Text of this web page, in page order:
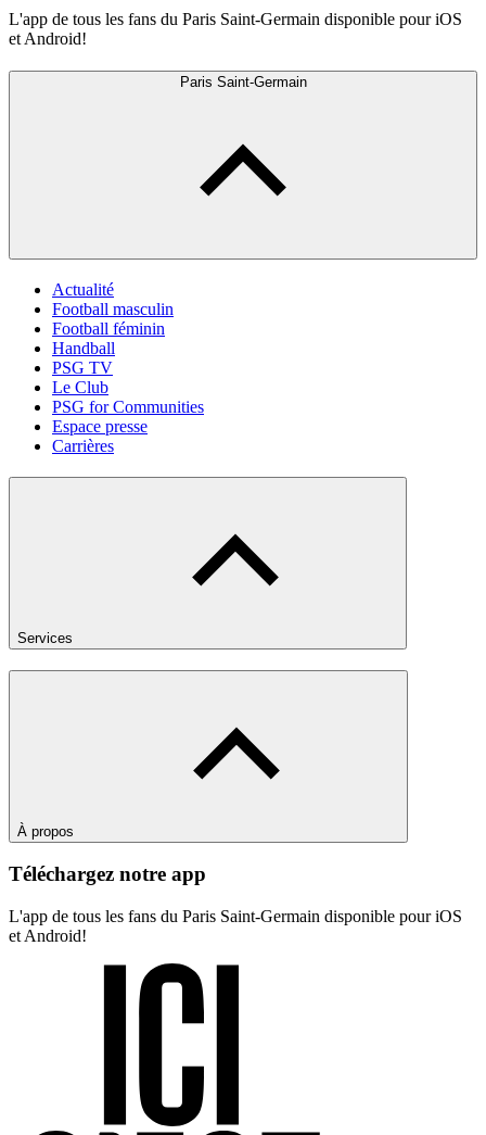
L'app de tous les fans du Paris Saint-Germain disponible pour iOS
et Android!
Paris Saint-Germain
Actualité
Football masculin
Football féminin
Handball
PSG TV
Le Club
PSG for Communities
Espace presse
Carrières
Services
À propos
Téléchargez notre app
L'app de tous les fans du Paris Saint-Germain disponible pour iOS
et Android!